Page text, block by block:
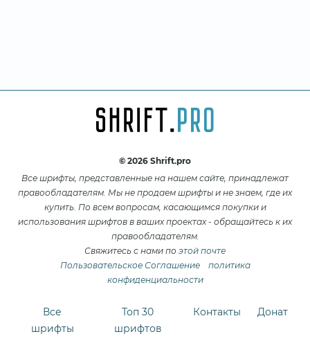
© 2026 Shrift.pro
Все шрифты, представленные на нашем сайте, принадлежат
правообладателям. Мы не продаем шрифты и не знаем, где их
купить. По всем вопросам, касающимся покупки и
использования шрифтов в ваших проектах - обращайтесь к их
правообладателям.
Свяжитесь с нами по этой почте
Пользовательское Соглашение
политика
конфиденциальности
Все
шрифты
Топ 30
шрифтов
Контакты Донат